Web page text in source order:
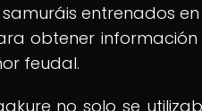
samuráis entrenados
obtener
feudal.
no solo se